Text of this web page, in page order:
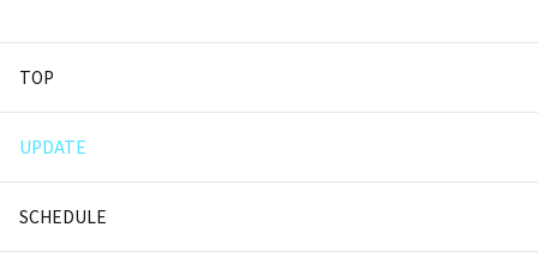
TOP
UPDATE
SCHEDULE